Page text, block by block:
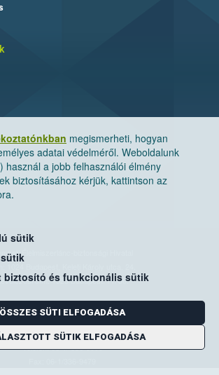
megismerheti, hogyan
adatai védelméről. Weboldalunk
használ a jobb felhasználói élmény
biztosításához kérjük, kattintson az
sütik
biztosító és funkcionális sütik
ÖSSZES SÜTI ELFOGADÁSA
SÜTIK ELFOGADÁSA
Élelmiszerlánc-biztonsági Hivatal
cím: 1525 Budapest. Pf. 30.
E-mail:ugyfelszolgalat@nebih.gov.hu
Zöld szám: 06-80/263-244
Telefon: 06-1/ 336-9000